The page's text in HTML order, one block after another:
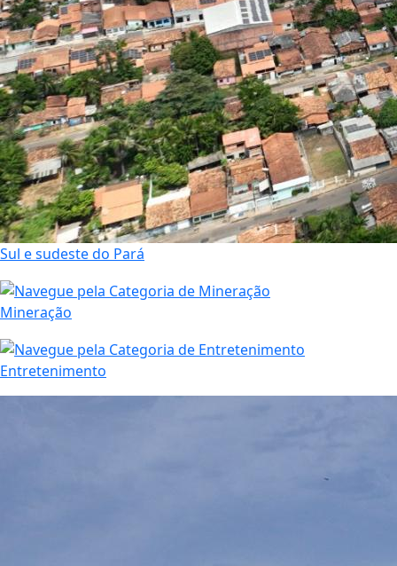
Sul e sudeste do Pará
Mineração
Entretenimento